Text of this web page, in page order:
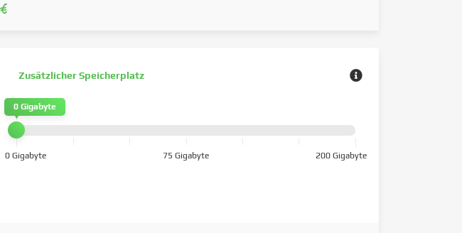
Zusätzlicher Speicherplatz
0 Gigabyte 75 Gigabyte 200 Gigabyte
0 Gigabyte